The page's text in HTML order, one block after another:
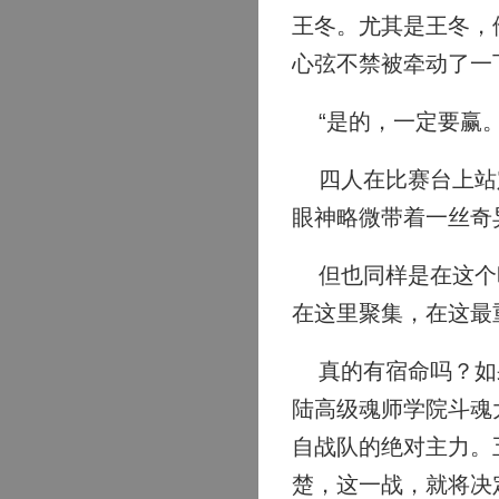
王冬。尤其是王冬
心弦不禁被牵动了一
“是的，一定要赢
四人在比赛台上站
眼神略微带着一丝
但也同样是在这个
在这里聚集，在这
真的有宿命吗？如
陆高级魂师学院斗
自战队的绝对主力
楚，这一战，就将